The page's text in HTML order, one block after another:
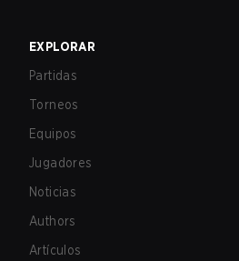
EXPLORAR
Partidas
Torneos
Equipos
Jugadores
Noticias
Authors
Artículos